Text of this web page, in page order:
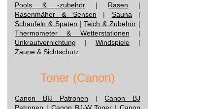
Pools & -zubehör | Rasen |
Rasenmäher & Sensen | Sauna |
Schaufeln & Spaten |Teich & Zubehör |
Thermometer & Wetterstationen |
Unkrautvernichtung | Windspiele |
Zäune & Sichtschutz
Toner (Canon)
Canon BIJ Patronen |Canon BJ